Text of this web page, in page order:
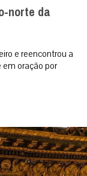
norte da
e reencontrou a
oração por